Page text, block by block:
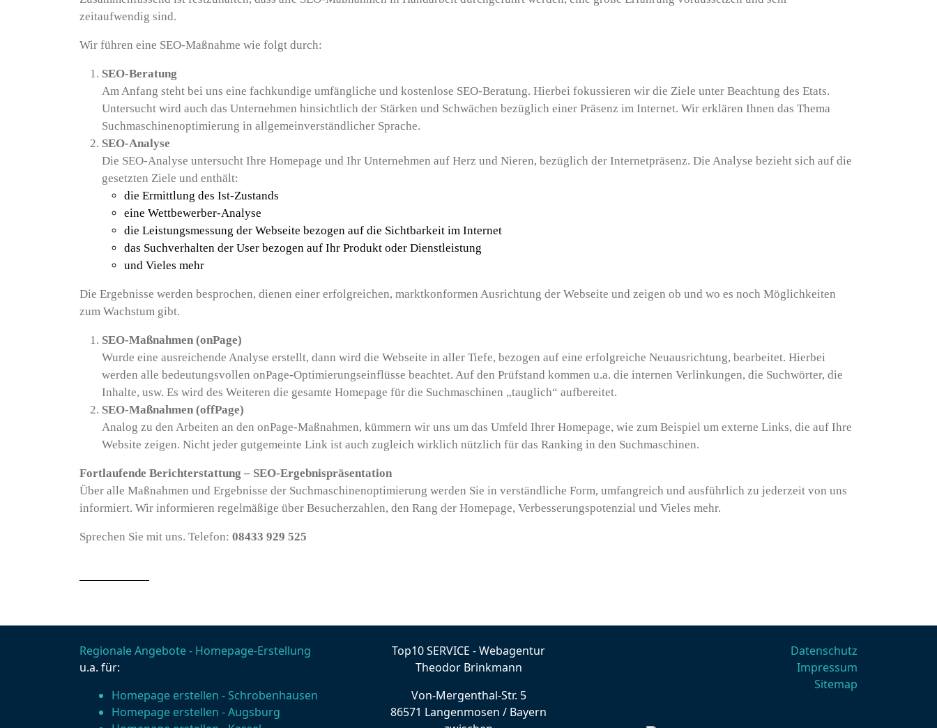
zeitaufwendig sind.
Wir führen eine SEO-Maßnahme wie folgt durch:
SEO-Beratung
Am Anfang steht bei uns eine fachkundige umfängliche und kostenlose SEO-Beratung. Hierbei fokussieren wir die Ziele unter Beachtung des Etats.
Untersucht wird auch das Unternehmen hinsichtlich der Stärken und Schwächen bezüglich einer Präsenz im Internet. Wir erklären Ihnen das Thema
Suchmaschinenoptimierung in allgemeinverständlicher Sprache.
SEO-Analyse
Die SEO-Analyse untersucht Ihre Homepage und Ihr Unternehmen auf Herz und Nieren, bezüglich der Internetpräsenz. Die Analyse bezieht sich auf die
gesetzten Ziele und enthält:
die Ermittlung des Ist-Zustands
eine Wettbewerber-Analyse
die Leistungsmessung der Webseite bezogen auf die Sichtbarkeit im Internet
das Suchverhalten der User bezogen auf Ihr Produkt oder Dienstleistung
und Vieles mehr
Die Ergebnisse werden besprochen, dienen einer erfolgreichen, marktkonformen Ausrichtung der Webseite und zeigen ob und wo es noch Möglichkeiten
zum Wachstum gibt.
SEO-Maßnahmen (onPage)
Wurde eine ausreichende Analyse erstellt, dann wird die Webseite in aller Tiefe, bezogen auf eine erfolgreiche Neuausrichtung, bearbeitet. Hierbei
werden alle bedeutungsvollen onPage-Optimierungseinflüsse beachtet. Auf den Prüfstand kommen u.a. die internen Verlinkungen, die Suchwörter, die
Inhalte, usw. Es wird des Weiteren die gesamte Homepage für die Suchmaschinen „tauglich“ aufbereitet.
SEO-Maßnahmen (offPage)
Analog zu den Arbeiten an den onPage-Maßnahmen, kümmern wir uns um das Umfeld Ihrer Homepage, wie zum Beispiel um externe Links, die auf Ihre
Website zeigen. Nicht jeder gutgemeinte Link ist auch zugleich wirklich nützlich für das Ranking in den Suchmaschinen.
Fortlaufende Berichterstattung – SEO-Ergebnispräsentation
Über alle Maßnahmen und Ergebnisse der Suchmaschinenoptimierung werden Sie in verständliche Form, umfangreich und ausführlich zu jederzeit von uns
informiert. Wir informieren regelmäßige über Besucherzahlen, den Rang der Homepage, Verbesserungspotenzial und Vieles mehr.
Sprechen Sie mit uns. Telefon: 08433 929 525
Regionale Angebote - Homepage-Erstellung
u.a. für:
Homepage erstellen - Schrobenhausen
Homepage erstellen - Augsburg
Top10 SERVICE - Webagentur
Theodor Brinkmann
Von-Mergenthal-Str. 5
86571 Langenmosen / Bayern
Datenschutz
Impressum
Sitemap